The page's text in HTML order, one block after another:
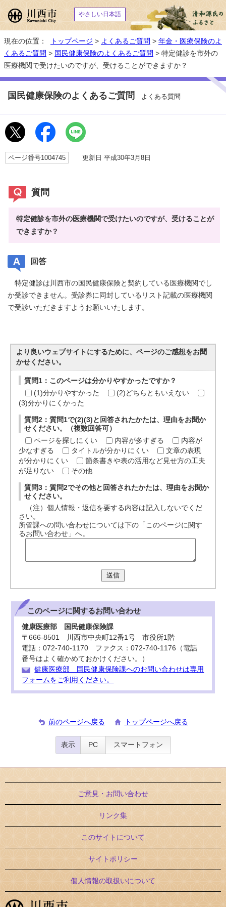
やさしい日本語
現在の位置： トップページ > よくあるご質問 > 年金・医療保険のよ
くあるご質問 > 国民健康保険のよくあるご質問 > 特定健診を市外の
医療機関で受けたいのですが、受けることができますか？
国民健康保険のよくあるご質問 よくある質問
ページ番号1004745 更新日 平成30年3月8日
質問
特定健診を市外の医療機関で受けたいのですが、受けることが
できますか？
回答
特定健診は川西市の国民健康保険と契約している医療機関でし
か受診できません。受診券に同封しているリスト記載の医療機関
で受診いただきますようお願いいたします。
より良いウェブサイトにするために、ページのご感想をお聞
かせください。
質問1：このページは分かりやすかったですか？
(1)分かりやすかった
(2)どちらともいえない
(3)分かりにくかった
質問2：質問1で(2)(3)と回答されたかたは、理由をお聞か
せください。（複数回答可）
ページを探しにくい
内容が多すぎる
内容が
少なすぎる
タイトルが分かりにくい
文章の表現
が分かりにくい
箇条書きや表の活用など見せ方の工夫
が足りない
その他
質問3：質問2でその他と回答されたかたは、理由をお聞か
せください。
（注）個人情報・返信を要する内容は記入しないでくだ
さい。
所管課への問い合わせについては下の「このページに関す
るお問い合わせ」へ。
送信
このページに関するお問い合わせ
健康医療部 国民健康保険課
〒666-8501 川西市中央町12番1号 市役所1階
電話：072-740-1170 ファクス：072-740-1176（電話
番号はよく確かめておかけください。）
健康医療部 国民健康保険課へのお問い合わせは専用
フォームをご利用ください。
前のページへ戻る トップページへ戻る
表示 PC スマートフォン
ご意見・お問い合わせ
リンク集
このサイトについて
サイトポリシー
個人情報の取扱いについて